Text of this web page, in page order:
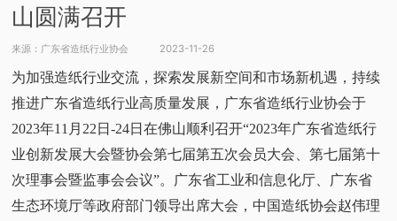
山圆满召开
来源：广东省造纸行业协会 2023-11-26
为加强造纸行业交流，探索发展新空间和市场新机遇，持续
推进广东省造纸行业高质量发展，广东省造纸行业协会于
2023年11月22日-24日在佛山顺利召开“2023年广东省造纸行
业创新发展大会暨协会第七届第五次会员大会、第七届第十
次理事会暨监事会会议”。广东省工业和信息化厅、广东省
生态环境厅等政府部门领导出席大会，中国造纸协会赵伟理